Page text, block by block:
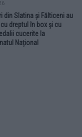
din Slatina și Fălticeni au
dreptul în box și cu
cucerite la
Național